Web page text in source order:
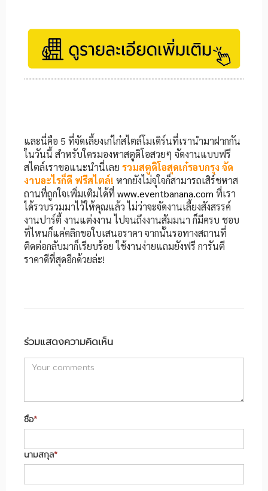
และนี่คือ 5 ที่จัดเลี้ยงเก๋ไก๋สไตล์โมเดิร์นที่เรานำมาฝากกัน
ในวันนี้ สำหรับใครมองหาสตูดิโอสวยๆ จัดงานแบบฟรี
สไตล์เราขอแนะนำนี่เลย รวมสตูดิโอสุดเก๋รอบกรุง จัด
งานอะไรก็ดี ฟรีสไตล์! หากยังไม่จุใจก็สามารถเสิร์ชหาส
ถานที่ถูกใจเพิ่มเติมได้ที่ www.eventbanana.com ที่เรา
ได้รวบรวมมาไว้ให้คุณแล้ว ไม่ว่าจะจัดงานเลี้ยงสังสรรค์
งานปาร์ตี้ งานแต่งงาน ไปจนถึงงานสัมมนา ก็มีครบ ชอบ
ที่ไหนก็แค่คลิกขอใบเสนอราคา จากนั้นรอทางสถานที่
ติดต่อกลับมาก็เรียบร้อย ใช้งานง่ายแถมยังฟรี การันตี
ราคาดีที่สุดอีกด้วยล่ะ!
ร่วมแสดงความคิดเห็น
ชื่อ*
นามสกุล*